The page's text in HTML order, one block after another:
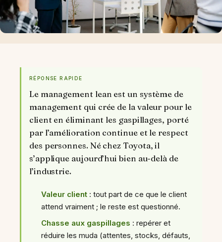
RÉPONSE RAPIDE
Le management lean est un système de
management qui crée de la valeur pour le
client en éliminant les gaspillages, porté
par l’amélioration continue et le respect
des personnes. Né chez Toyota, il
s’applique aujourd’hui bien au-delà de
l’industrie.
Valeur client : tout part de ce que le client
attend vraiment ; le reste est questionné.
Chasse aux gaspillages : repérer et
réduire les muda (attentes, stocks, défauts,